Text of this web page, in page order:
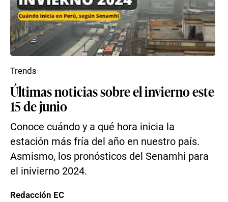
Últimas noticias sobre el invierno este
15 de junio
Conoce cuándo y a qué hora inicia la
estación más fría del año en nuestro país.
Asmismo, los pronósticos del Senamhi para
el inivierno 2024.
Trends
Redacción EC